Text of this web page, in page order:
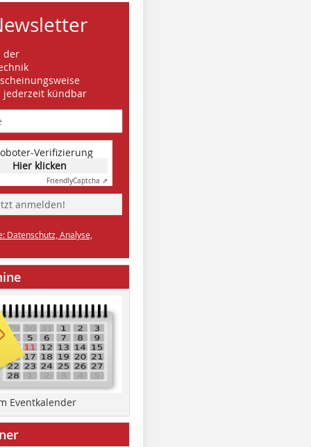
der
jederzeit kündbar
Verifizierung
Hier klicken
FriendlyCaptcha ⇗
anmelden!
Datenschutz, Analyse,
Eventkalender